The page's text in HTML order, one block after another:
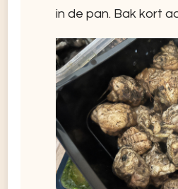
in de pan. Bak kort